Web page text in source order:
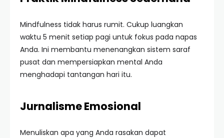
Mindfulness tidak harus rumit. Cukup luangkan
waktu 5 menit setiap pagi untuk fokus pada napas
Anda. Ini membantu menenangkan sistem saraf
pusat dan mempersiapkan mental Anda
menghadapi tantangan hari itu.
Jurnalisme Emosional
Menuliskan apa yang Anda rasakan dapat